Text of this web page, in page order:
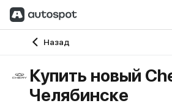
Назад
Главная
Купить новый
Челябинске